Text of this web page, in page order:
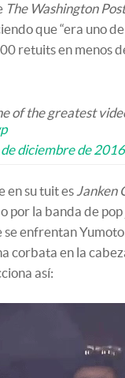
The Washington
que “era uno
retuits en menos
of the greatest
de diciembre de 2016
en su tuit es Janken
por la banda de
se enfrentan
corbata en la
así: